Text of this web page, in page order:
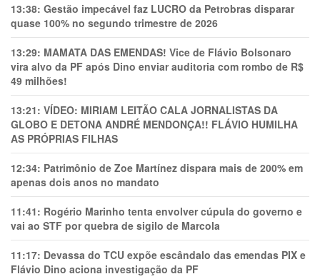
13:38: Gestão impecável faz LUCRO da Petrobras disparar
quase 100% no segundo trimestre de 2026
13:29: MAMATA DAS EMENDAS! Vice de Flávio Bolsonaro
vira alvo da PF após Dino enviar auditoria com rombo de R$
49 milhões!
13:21: VÍDEO: MIRIAM LEITÃO CALA JORNALISTAS DA
GLOBO E DETONA ANDRÉ MENDONÇA!! FLÁVIO HUMILHA
AS PRÓPRIAS FILHAS
12:34: Patrimônio de Zoe Martínez dispara mais de 200% em
apenas dois anos no mandato
11:41: Rogério Marinho tenta envolver cúpula do governo e
vai ao STF por quebra de sigilo de Marcola
11:17: Devassa do TCU expõe escândalo das emendas PIX e
Flávio Dino aciona investigação da PF